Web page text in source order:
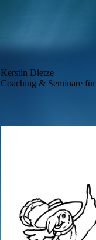
Kerstin Dietze
Coaching & Seminare